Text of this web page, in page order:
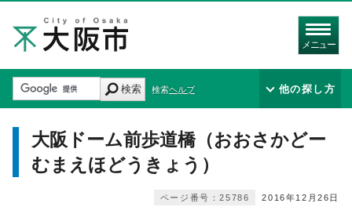
メニュー
検索 検索ヘルプ 他の探し方
大阪ドーム前歩道橋（おおさかどー
むまえほどうきょう）
2016年12月26日
ページ番号：25786